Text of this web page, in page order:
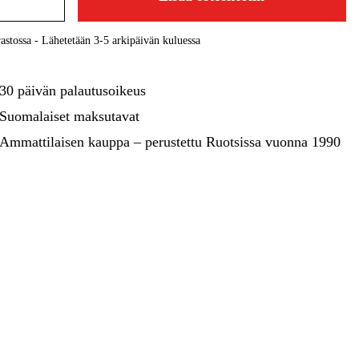
Kampanjat
- Lähetetään 3-5 arkipäivän kuluessa
30 päivän palautusoikeus
Suomalaiset maksutavat
Ammattilaisen kauppa – perustettu Ruotsissa vuonna 1990